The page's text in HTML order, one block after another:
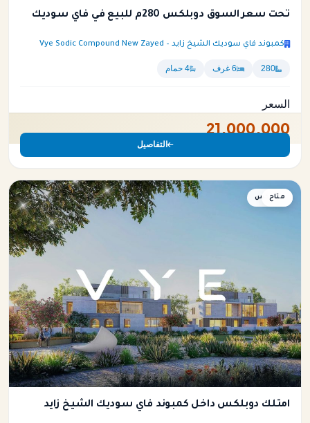
تحت سعر السوق دوبلكس 280م للبيع في فاي سوديك
كمبوند فاي سوديك الشيخ زايد – Vye Sodic Compound New Zayed
280 6 غرف 4 حمام
السعر
21,000,000
التفاصيل
دوبلكس
متاح
امتلك دوبلكس داخل كمبوند فاي سوديك الشيخ زايد